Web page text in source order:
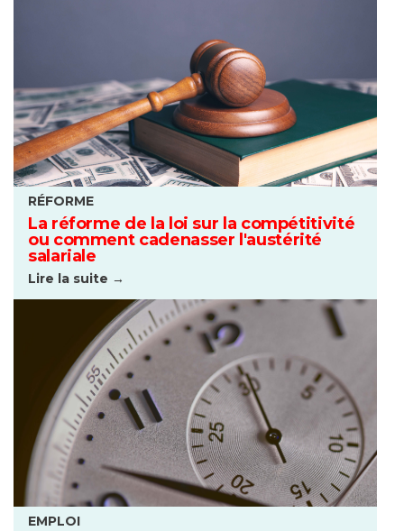
RÉFORME
La réforme de la loi sur la compétitivité
ou comment cadenasser l'austérité
salariale
Lire la suite →
EMPLOI